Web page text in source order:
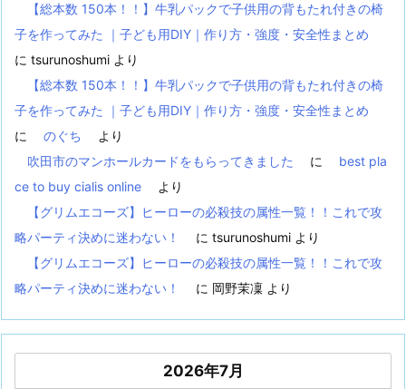
【総本数 150本！！】牛乳パックで子供用の背もたれ付きの椅
子を作ってみた ｜子ども用DIY｜作り方・強度・安全性まとめ
に tsurunoshumi より
【総本数 150本！！】牛乳パックで子供用の背もたれ付きの椅
子を作ってみた ｜子ども用DIY｜作り方・強度・安全性まとめ
に
のぐち
より
吹田市のマンホールカードをもらってきました
に
best pla
ce to buy cialis online
より
【グリムエコーズ】ヒーローの必殺技の属性一覧！！これで攻
略パーティ決めに迷わない！
に tsurunoshumi より
【グリムエコーズ】ヒーローの必殺技の属性一覧！！これで攻
略パーティ決めに迷わない！
に 岡野茉凜 より
2026年7月